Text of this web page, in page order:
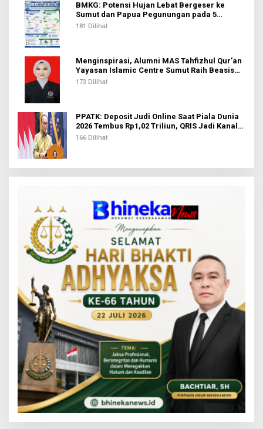
BMKG: Potensi Hujan Lebat Bergeser ke
Sumut dan Papua Pegunungan pada 5
Agustus
181 Dilihat
Menginspirasi, Alumni MAS Tahfizhul Qur’an
Yayasan Islamic Centre Sumut Raih Beasiswa
BIB Kemenag
173 Dilihat
PPATK: Deposit Judi Online Saat Piala Dunia
2026 Tembus Rp1,02 Triliun, QRIS Jadi Kanal
Terbanyak
166 Dilihat